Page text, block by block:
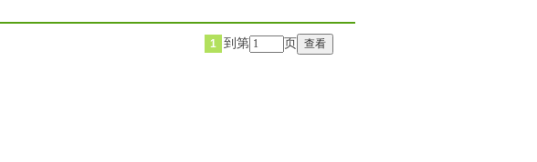
1 到第 页